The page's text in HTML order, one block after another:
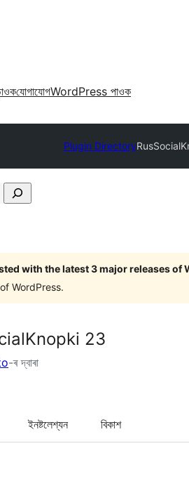
যোগাযোগWordPress পাওক
Plugin Directory
with the latest 3 major releases of
WordPress.
23
-ৰ দ্বাৰা
ইনষ্টলেশ্যন বিকাশ